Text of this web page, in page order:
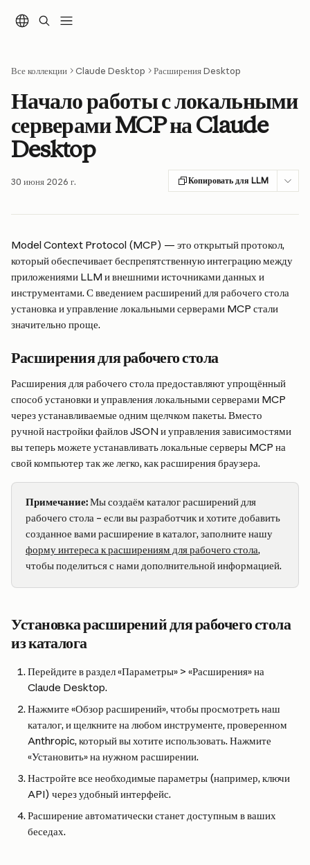
Все коллекции Claude Desktop Расширения Desktop
Начало работы с локальными
серверами MCP на Claude
Desktop
30 июня 2026 г. Копировать для LLM
Model Context Protocol (MCP) — это открытый протокол,
который обеспечивает беспрепятственную интеграцию между
приложениями LLM и внешними источниками данных и
инструментами. С введением расширений для рабочего стола
установка и управление локальными серверами MCP стали
значительно проще.
Расширения для рабочего стола
Расширения для рабочего стола предоставляют упрощённый
способ установки и управления локальными серверами MCP
через устанавливаемые одним щелчком пакеты. Вместо
ручной настройки файлов JSON и управления зависимостями
вы теперь можете устанавливать локальные серверы MCP на
свой компьютер так же легко, как расширения браузера.
Примечание: Мы создаём каталог расширений для
рабочего стола – если вы разработчик и хотите добавить
созданное вами расширение в каталог, заполните нашу
форму интереса к расширениям для рабочего стола,
чтобы поделиться с нами дополнительной информацией.
Установка расширений для рабочего стола
из каталога
Перейдите в раздел «Параметры» > «Расширения» на
Claude Desktop.
Нажмите «Обзор расширений», чтобы просмотреть наш
каталог, и щелкните на любом инструменте, проверенном
Anthropic, который вы хотите использовать. Нажмите
«Установить» на нужном расширении.
Настройте все необходимые параметры (например, ключи
API) через удобный интерфейс.
Расширение автоматически станет доступным в ваших
беседах.